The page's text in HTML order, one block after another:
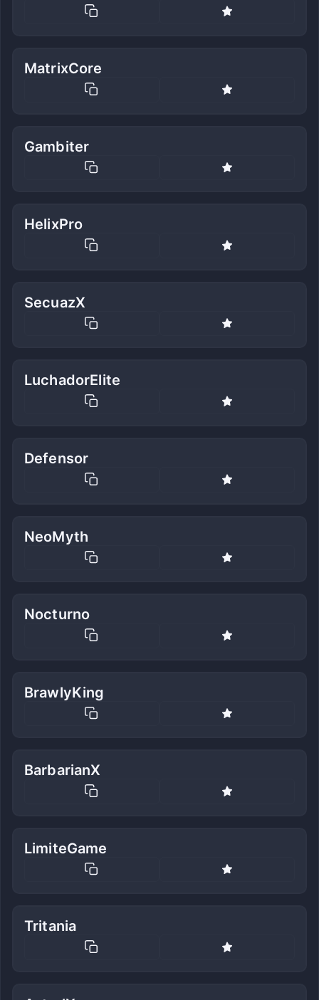
MatrixCore
Gambiter
HelixPro
SecuazX
LuchadorElite
Defensor
NeoMyth
Nocturno
BrawlyKing
BarbarianX
LimiteGame
Tritania